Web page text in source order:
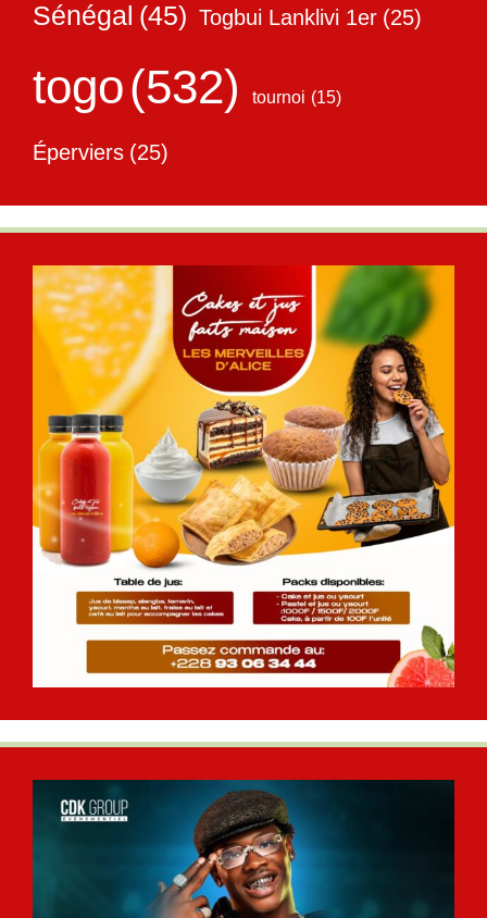
Sénégal (45) Togbui Lanklivi 1er (25)
togo(532) tournoi (15)
Éperviers (25)